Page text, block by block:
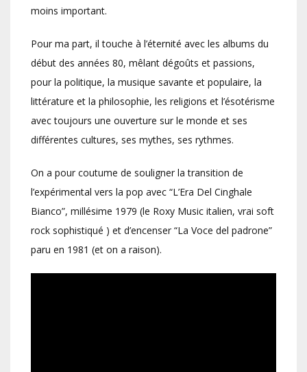
moins important.
Pour ma part, il touche à l’éternité avec les albums du
début des années 80, mêlant dégoûts et passions,
pour la politique, la musique savante et populaire, la
littérature et la philosophie, les religions et l’ésotérisme
avec toujours une ouverture sur le monde et ses
différentes cultures, ses mythes, ses rythmes.
On a pour coutume de souligner la transition de
l’expérimental vers la pop avec “L’Era Del Cinghale
Bianco”, millésime 1979 (le Roxy Music italien, vrai soft
rock sophistiqué ) et d’encenser “La Voce del padrone”
paru en 1981 (et on a raison).